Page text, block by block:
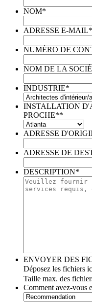
NOM*
ADRESSE E-MAIL*
NUMÉRO DE
NOM DE LA
INDUSTRIE*
INSTALLATION
PROCHE**
ADRESSE
ADRESSE DE
DESCRIPTION*
ENVOYER DES
Déposez les fichiers
Taille max. des
Comment avez-vous